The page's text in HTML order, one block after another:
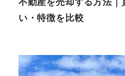
不動産を売却する方法｜
い・特徴を比較